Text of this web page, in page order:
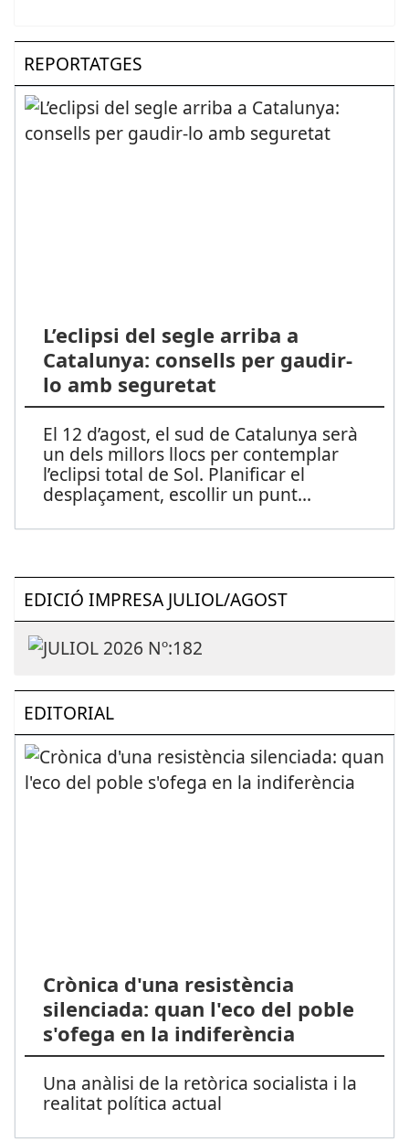
REPORTATGES
L’eclipsi del segle arriba a
Catalunya: consells per gaudir-
lo amb seguretat
El 12 d’agost, el sud de Catalunya serà
un dels millors llocs per contemplar
l’eclipsi total de Sol. Planificar el
desplaçament, escollir un punt...
EDICIÓ IMPRESA JULIOL/AGOST
EDITORIAL
Crònica d'una resistència
silenciada: quan l'eco del poble
s'ofega en la indiferència
Una anàlisi de la retòrica socialista i la
realitat política actual